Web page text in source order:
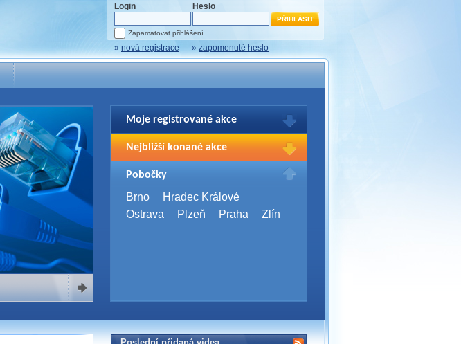
Login Heslo
Zapamatovat přihlášení
» nová registrace » zapomenuté heslo
Moje registrované akce
Pro zobrazení Vašich registrací na akce
se prosím přihlašte.
Nejbližší konané akce
WUG Days 2026
4. 9. 2026,Brno
SQL Server Bootcamp 2026
Pobočky
Brno
Hradec Králové
Ostrava
Plzeň Praha Zlín